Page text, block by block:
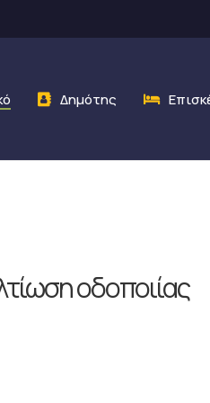
Δημότης
οδοποιίας